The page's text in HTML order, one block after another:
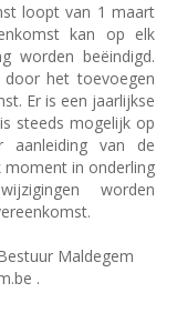
loopt van 1 maart
kan op elk
worden beëindigd.
het toevoegen
Er is een jaarlijkse
steeds mogelijk op
aanleiding van de
moment in onderling
worden
Maldegem
.